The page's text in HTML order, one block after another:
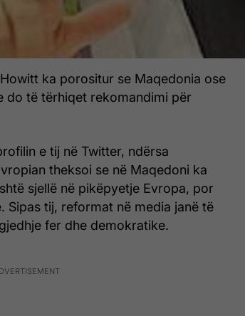
ka porositur se Maqedonia ose
do të tërhiqet rekomandimi për
e tij në Twitter, ndërsa
theksoi se në Maqedoni ka
sjellë në pikëpyetje Evropa, por
Sipas tij, reformat në media janë të
fer dhe demokratike.